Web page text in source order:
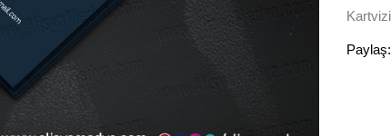
Paylaş: